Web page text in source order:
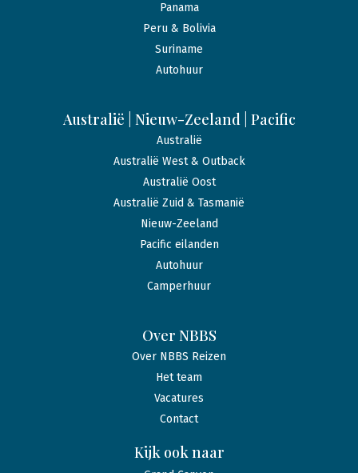
Panama
Peru & Bolivia
Suriname
Autohuur
Australië | Nieuw-Zeeland | Pacific
Australië
Australië West & Outback
Australië Oost
Australië Zuid & Tasmanië
Nieuw-Zeeland
Pacific eilanden
Autohuur
Camperhuur
Over NBBS
Over NBBS Reizen
Het team
Vacatures
Contact
Kijk ook naar